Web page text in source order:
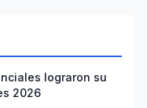
lograron su
2026